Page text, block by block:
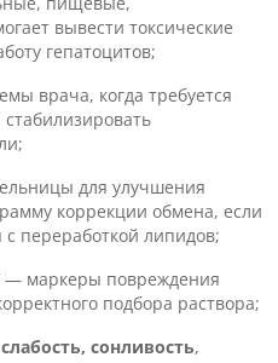
вывести токсические
гепатоцитов;
врача, когда требуется
для улучшения
коррекции обмена, если
переработкой липидов;
— маркеры повреждения
подбора раствора;
сонливость,